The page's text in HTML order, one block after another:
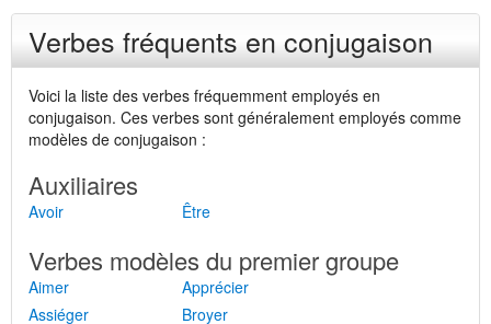
Verbes fréquents en conjugaison
Voici la liste des verbes fréquemment employés en
conjugaison. Ces verbes sont généralement employés comme
modèles de conjugaison :
Auxiliaires
Avoir Être
Verbes modèles du premier groupe
Aimer
Apprécier
Assiéger
Broyer